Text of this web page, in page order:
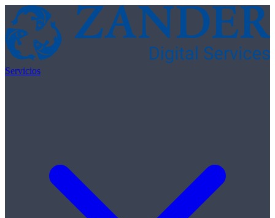
Skip to content
Servicios